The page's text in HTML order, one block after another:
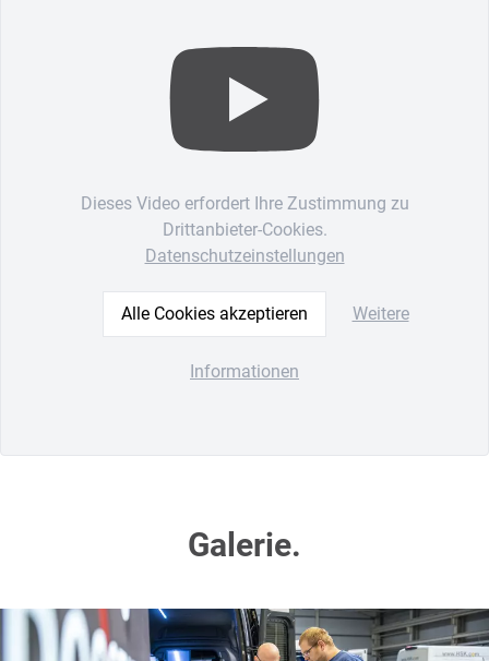
Dieses Video erfordert Ihre Zustimmung zu
Drittanbieter-Cookies.
Datenschutzeinstellungen
Alle Cookies akzeptieren Weitere
Informationen
Galerie.